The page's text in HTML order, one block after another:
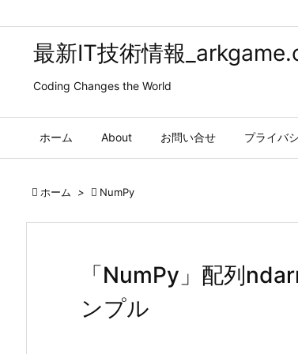
最新IT技術情報
Coding Changes the World
ホーム About お問い合せ プライバ
 ホーム >  NumPy
「NumPy」配列
ンプル